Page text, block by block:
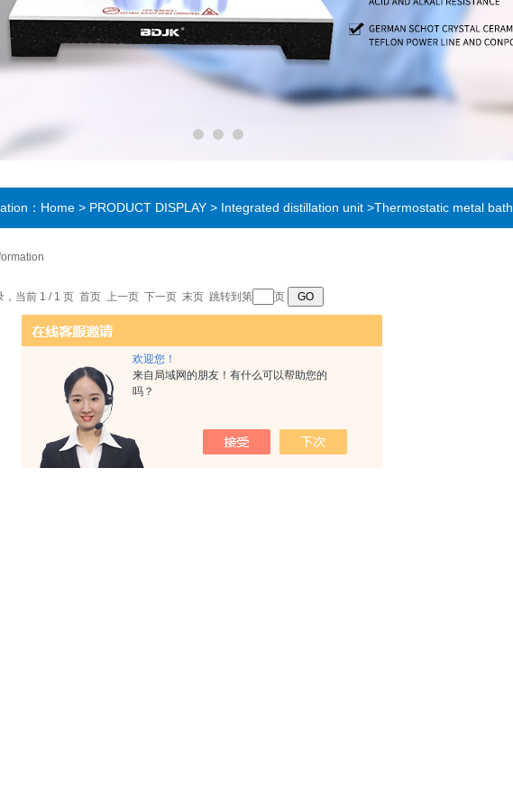
欢迎您！
来自局域网的朋友！有什么可以帮助您的
吗？
： Home > PRODUCT DISPLAY > Integrated distillation unit >Thermostatic metal bath
，当前 1 / 1 页 首页 上一页 下一页 末页 跳转到第 页